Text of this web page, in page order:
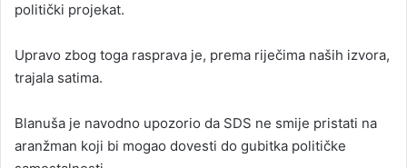
politički projekat.
Upravo zbog toga rasprava je, prema riječima naših izvora,
trajala satima.
Blanuša je navodno upozorio da SDS ne smije pristati na
aranžman koji bi mogao dovesti do gubitka političke